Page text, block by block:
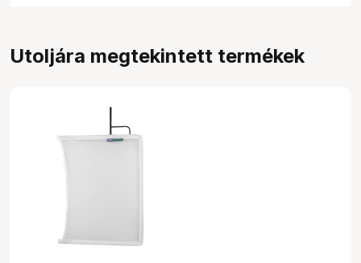
Utoljára megtekintett termékek